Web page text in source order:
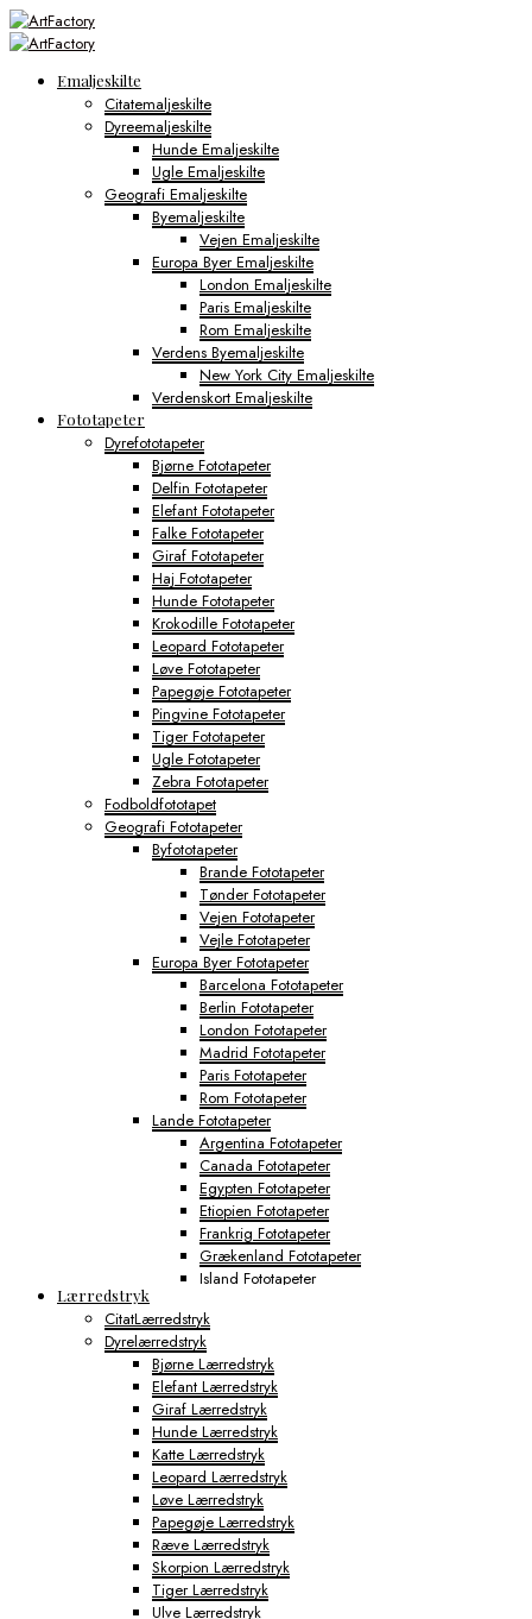
Emaljeskilte
Citatemaljeskilte
Dyreemaljeskilte
Hunde Emaljeskilte
Ugle Emaljeskilte
Geografi Emaljeskilte
Byemaljeskilte
Vejen Emaljeskilte
Europa Byer Emaljeskilte
London Emaljeskilte
Paris Emaljeskilte
Rom Emaljeskilte
Verdens Byemaljeskilte
New York City Emaljeskilte
Verdenskort Emaljeskilte
Fototapeter
Dyrefototapeter
Bjørne Fototapeter
Delfin Fototapeter
Elefant Fototapeter
Falke Fototapeter
Giraf Fototapeter
Haj Fototapeter
Hunde Fototapeter
Krokodille Fototapeter
Leopard Fototapeter
Løve Fototapeter
Papegøje Fototapeter
Pingvine Fototapeter
Tiger Fototapeter
Ugle Fototapeter
Zebra Fototapeter
Fodboldfototapet
Geografi Fototapeter
Byfototapeter
Brande Fototapeter
Tønder Fototapeter
Vejen Fototapeter
Vejle Fototapeter
Europa Byer Fototapeter
Barcelona Fototapeter
Berlin Fototapeter
London Fototapeter
Madrid Fototapeter
Paris Fototapeter
Rom Fototapeter
Lande Fototapeter
Argentina Fototapeter
Canada Fototapeter
Egypten Fototapeter
Etiopien Fototapeter
Frankrig Fototapeter
Grækenland Fototapeter
Island Fototapeter
Japan Fototapeter
Kenya Fototapeter
Tyskland Fototapeter
Verdens Byfototapeter
Boston Fototapeter
Chicago Fototapeter
Los Angeles Fototapeter
Miami Fototapeter
New York City Fototapeter
Philadelphia Fototapeter
San Francisco Fototapeter
Shanghai Fototapeter
Sydney Fototapeter
Lærredstryk
CitatLærredstryk
Dyrelærredstryk
Bjørne Lærredstryk
Elefant Lærredstryk
Giraf Lærredstryk
Hunde Lærredstryk
Katte Lærredstryk
Leopard Lærredstryk
Løve Lærredstryk
Papegøje Lærredstryk
Ræve Lærredstryk
Skorpion Lærredstryk
Tiger Lærredstryk
Ulve Lærredstryk